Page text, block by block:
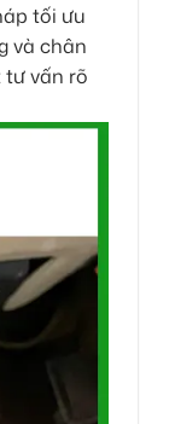
tối ưu
và chân
tư vấn rõ